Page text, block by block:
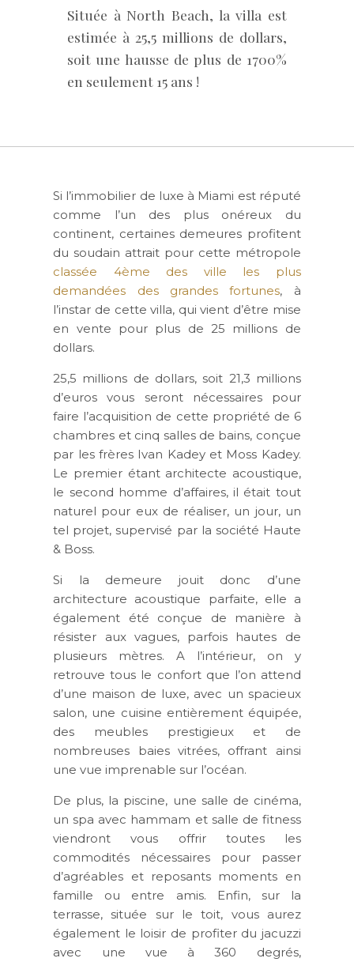
Située à North Beach, la villa est
estimée à 25,5 millions de dollars,
soit une hausse de plus de 1700%
en seulement 15 ans !
Si l’immobilier de luxe à Miami est réputé
comme l’un des plus onéreux du
continent, certaines demeures profitent
du soudain attrait pour cette métropole
classée 4ème des ville les plus
demandées des grandes fortunes, à
l’instar de cette villa, qui vient d’être mise
en vente pour plus de 25 millions de
dollars.
25,5 millions de dollars, soit 21,3 millions
d’euros vous seront nécessaires pour
faire l’acquisition de cette propriété de 6
chambres et cinq salles de bains, conçue
par les frères Ivan Kadey et Moss Kadey.
Le premier étant architecte acoustique,
le second homme d’affaires, il était tout
naturel pour eux de réaliser, un jour, un
tel projet, supervisé par la société Haute
& Boss.
Si la demeure jouit donc d’une
architecture acoustique parfaite, elle a
également été conçue de manière à
résister aux vagues, parfois hautes de
plusieurs mètres. A l’intérieur, on y
retrouve tous le confort que l’on attend
d’une maison de luxe, avec un spacieux
salon, une cuisine entièrement équipée,
des meubles prestigieux et de
nombreuses baies vitrées, offrant ainsi
une vue imprenable sur l’océan.
De plus, la piscine, une salle de cinéma,
un spa avec hammam et salle de fitness
viendront vous offrir toutes les
commodités nécessaires pour passer
d’agréables et reposants moments en
famille ou entre amis. Enfin, sur la
terrasse, située sur le toit, vous aurez
également le loisir de profiter du jacuzzi
avec une vue à 360 degrés,